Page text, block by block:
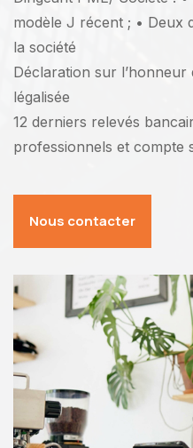
modèle J récent ; • Deux
la société
Déclaration sur
légalisée
12 derniers relevés
professionnels et compte
Nous contacter